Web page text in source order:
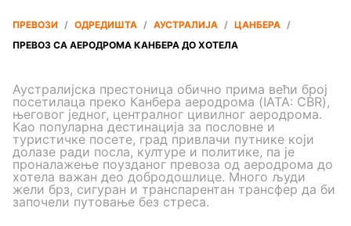
ПРЕВОЗИ / ОДРЕДИШТА / АУСТРАЛИЈА / ЦАНБЕРА /
ПРЕВОЗ СА АЕРОДРОМА КАНБЕРА ДО ХОТЕЛА
Аустралијска престоница обично прима већи број
посетилаца преко Канбера аеродрома (IATA: CBR),
његовог једног, централног цивилног аеродрома.
Као популарна дестинација за пословне и
туристичке посете, град привлачи путнике који
долазе ради посла, културе и политике, па је
проналажење поузданог превоза од аеродрома до
хотела важан део добродошлице. Много људи
жели брз, сигуран и транспарентан трансфер да би
започели путовање без стреса.